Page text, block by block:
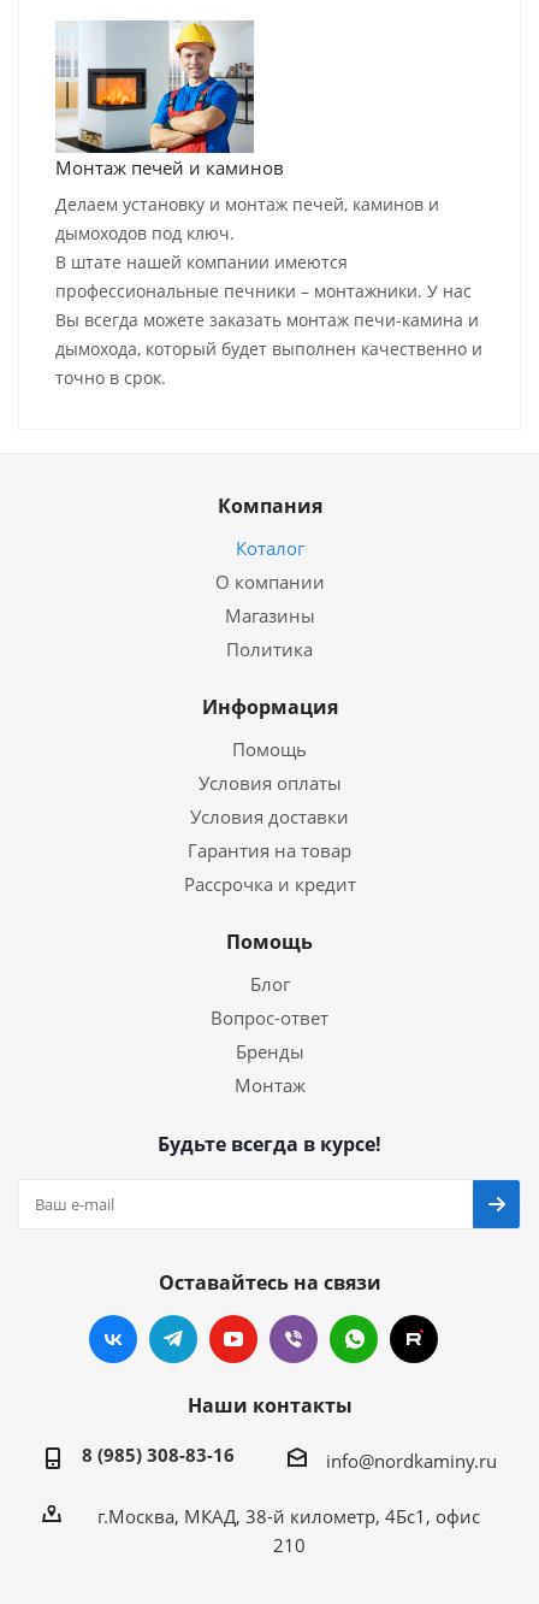
Монтаж печей и каминов
Делаем установку и монтаж печей, каминов и
дымоходов под ключ.
В штате нашей компании имеются
профессиональные печники – монтажники. У нас
Вы всегда можете заказать монтаж печи-камина и
дымохода, который будет выполнен качественно и
точно в срок.
Компания
Коталог
О компании
Магазины
Политика
Информация
Помощь
Условия оплаты
Условия доставки
Гарантия на товар
Рассрочка и кредит
Помощь
Блог
Вопрос-ответ
Бренды
Монтаж
Будьте всегда в курсе!
Оставайтесь на связи
Наши контакты
8 (985) 308-83-16 info@nordkaminy.ru
г.Москва, МКАД, 38-й километр, 4Бс1, офис
210